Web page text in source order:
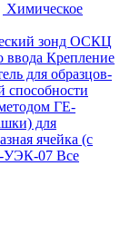
Химическое
зонд ОСКЦ
ввода Крепление
для образцов-
способности
ГЕ-
для
ячейка (с
УЭК-07 Все